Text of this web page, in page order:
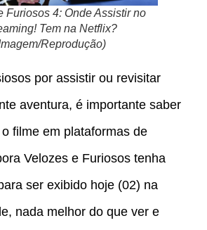
Furiosos 4: Onde Assistir no
Tem na Netflix?
Reprodução)
por assistir ou revisitar
aventura, é importante saber
filme em plataformas de
Velozes e Furiosos tenha
ser exibido hoje (02) na
nada melhor do que ver e